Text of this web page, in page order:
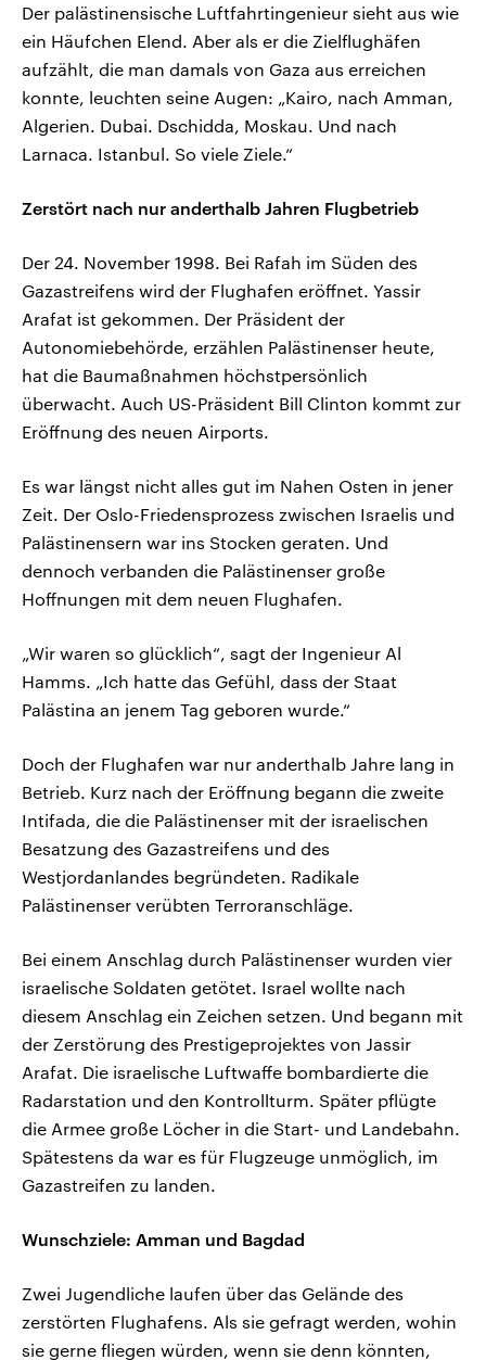
Der palästinensische Luftfahrtingenieur sieht aus wie
ein Häufchen Elend. Aber als er die Zielflughäfen
aufzählt, die man damals von Gaza aus erreichen
konnte, leuchten seine Augen: „Kairo, nach Amman,
Algerien. Dubai. Dschidda, Moskau. Und nach
Larnaca. Istanbul. So viele Ziele.“
Zerstört nach nur anderthalb Jahren Flugbetrieb
Der 24. November 1998. Bei Rafah im Süden des
Gazastreifens wird der Flughafen eröffnet. Yassir
Arafat ist gekommen. Der Präsident der
Autonomiebehörde, erzählen Palästinenser heute,
hat die Baumaßnahmen höchstpersönlich
überwacht. Auch US-Präsident Bill Clinton kommt zur
Eröffnung des neuen Airports.
Es war längst nicht alles gut im Nahen Osten in jener
Zeit. Der Oslo-Friedensprozess zwischen Israelis und
Palästinensern war ins Stocken geraten. Und
dennoch verbanden die Palästinenser große
Hoffnungen mit dem neuen Flughafen.
„Wir waren so glücklich“, sagt der Ingenieur Al
Hamms. „Ich hatte das Gefühl, dass der Staat
Palästina an jenem Tag geboren wurde.“
Doch der Flughafen war nur anderthalb Jahre lang in
Betrieb. Kurz nach der Eröffnung begann die zweite
Intifada, die die Palästinenser mit der israelischen
Besatzung des Gazastreifens und des
Westjordanlandes begründeten. Radikale
Palästinenser verübten Terroranschläge.
Bei einem Anschlag durch Palästinenser wurden vier
israelische Soldaten getötet. Israel wollte nach
diesem Anschlag ein Zeichen setzen. Und begann mit
der Zerstörung des Prestigeprojektes von Jassir
Arafat. Die israelische Luftwaffe bombardierte die
Radarstation und den Kontrollturm. Später pflügte
die Armee große Löcher in die Start- und Landebahn.
Spätestens da war es für Flugzeuge unmöglich, im
Gazastreifen zu landen.
Wunschziele: Amman und Bagdad
Zwei Jugendliche laufen über das Gelände des
zerstörten Flughafens. Als sie gefragt werden, wohin
sie gerne fliegen würden, wenn sie denn könnten,